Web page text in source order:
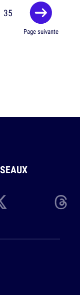
35
Page suivante